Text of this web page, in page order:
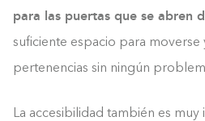
para las puertas que se abren
suficiente espacio para moverse
pertenencias sin ningún
La accesibilidad también es